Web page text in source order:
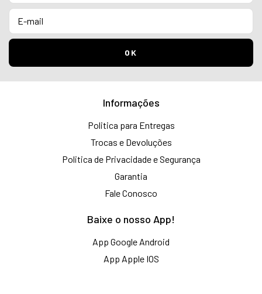
Informações
Politica para Entregas
Trocas e Devoluções
Politica de Privacidade e Segurança
Garantia
Fale Conosco
Baixe o nosso App!
App Google Android
App Apple IOS